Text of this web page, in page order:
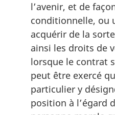
l’avenir, et de
conditionnelle, ou
acquérir de la
ainsi les droits de
lorsque le contrat
peut être exercé
particulier y
position à l’égard